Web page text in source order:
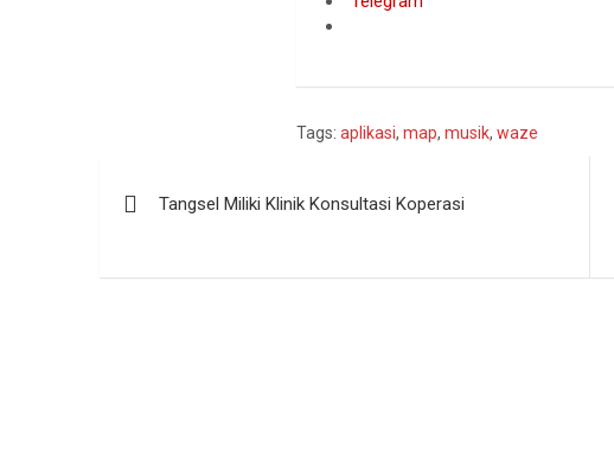
Tags: aplikasi,map,musik,waze
Tangsel Miliki Klinik Konsultasi Koperasi